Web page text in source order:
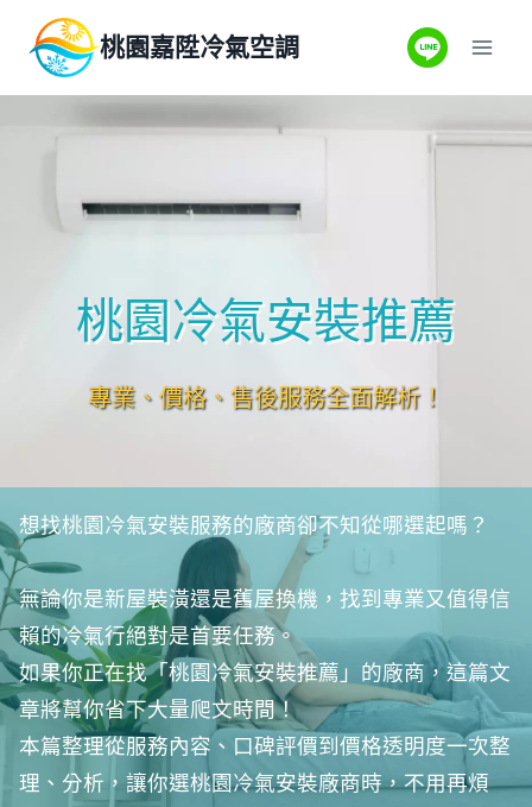
content
桃園嘉陞冷氣空調
桃園冷氣安裝推薦
專業、價格、售後服務全面解析！
想找桃園冷氣安裝服務的廠商卻不知從哪選起嗎？
無論你是新屋裝潢還是舊屋換機，找到專業又值得信
賴的冷氣行絕對是首要任務。
如果你正在找「桃園冷氣安裝推薦」的廠商，這篇文
章將幫你省下大量爬文時間！
本篇整理從服務內容、口碑評價到價格透明度一次整
理、分析，讓你選桃園冷氣安裝廠商時，不用再煩